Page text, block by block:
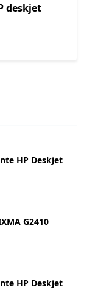
deskjet
HP Deskjet
G2410
HP Deskjet